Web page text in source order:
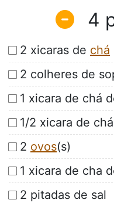
4
2 xicaras de chá
2 colheres de
1 xicara de chá
1/2 xicara de
2 ovos(s)
1 xicara de cha
2 pitadas de sal